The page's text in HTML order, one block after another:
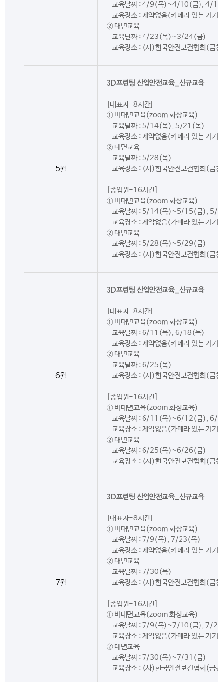
교육날짜 : 4/9(목)~4/10(금), 4/
교육장소 : 제약없음(카메라 있는 기
② 대면교육
교육날짜 : 4/23(목)~3/24(금)
교육장소 : (사)한국안전보건협회(금
5월
3D프린팅 산업안전교육_신규교육
[대표자-8시간]
① 비대면교육(zoom 화상교육)
교육날짜 : 5/14(목), 5/21(목)
교육장소 : 제약없음(카메라 있는 기
② 대면교육
교육날짜 : 5/28(목)
교육장소 : (사)한국안전보건협회(금
[종업원-16시간]
① 비대면교육(zoom 화상교육)
교육날짜 : 5/14(목)~5/15(금),
교육장소 : 제약없음(카메라 있는 기
② 대면교육
교육날짜 : 5/28(목)~5/29(금)
교육장소 : (사)한국안전보건협회(금
6월
3D프린팅 산업안전교육_신규교육
[대표자-8시간]
① 비대면교육(zoom 화상교육)
교육날짜 : 6/11(목), 6/18(목)
교육장소 : 제약없음(카메라 있는 기
② 대면교육
교육날짜 : 6/25(목)
교육장소 : (사)한국안전보건협회(금
[종업원-16시간]
① 비대면교육(zoom 화상교육)
교육날짜 : 6/11(목)~6/12(금),
교육장소 : 제약없음(카메라 있는 기
② 대면교육
교육날짜 : 6/25(목)~6/26(금)
교육장소 : (사)한국안전보건협회(금
7월
3D프린팅 산업안전교육_신규교육
[대표자-8시간]
① 비대면교육(zoom 화상교육)
교육날짜 : 7/9(목), 7/23(목)
교육장소 : 제약없음(카메라 있는 기
② 대면교육
교육날짜 : 7/30(목)
교육장소 : (사)한국안전보건협회(금
[종업원-16시간]
① 비대면교육(zoom 화상교육)
교육날짜 : 7/9(목)~7/10(금), 7/
교육장소 : 제약없음(카메라 있는 기
② 대면교육
교육날짜 : 7/30(목)~7/31(금)
교육장소 : (사)한국안전보건협회(금